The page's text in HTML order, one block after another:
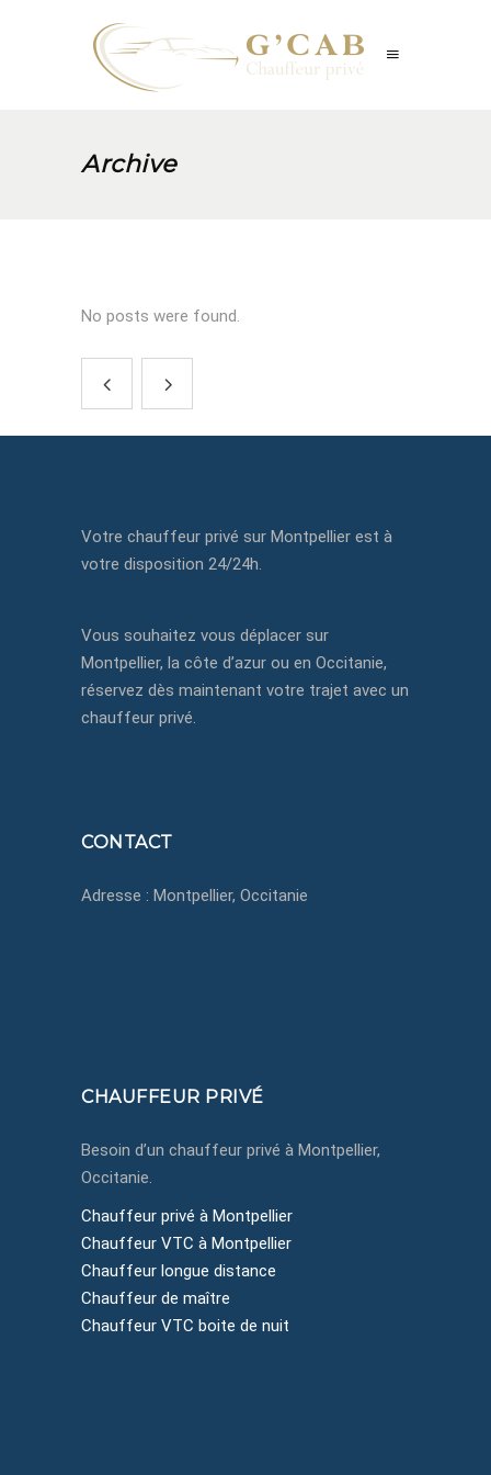
Archive
No posts were found.
Votre chauffeur privé sur Montpellier est à
votre disposition 24/24h.
Vous souhaitez vous déplacer sur
Montpellier, la côte d’azur ou en Occitanie,
réservez dès maintenant votre trajet avec un
chauffeur privé.
CONTACT
Adresse : Montpellier, Occitanie
CHAUFFEUR PRIVÉ
Besoin d’un chauffeur privé à Montpellier,
Occitanie.
Chauffeur privé à Montpellier
Chauffeur VTC à Montpellier
Chauffeur longue distance
Chauffeur de maître
Chauffeur VTC boite de nuit